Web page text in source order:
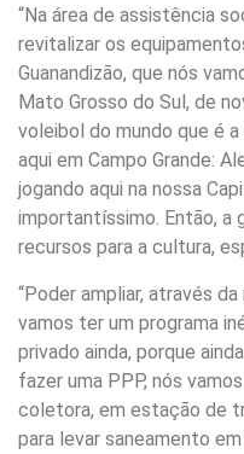
“Na área de assistência
revitalizar os
Guanandizão, que nós
Mato Grosso do Sul, de
voleibol do mundo que é
aqui em Campo Grande:
jogando aqui na nossa
importantíssimo. Então, a
recursos para a cultura,
“Poder ampliar, através
vamos ter um programa
privado ainda, porque
fazer uma PPP, nós
coletora, em estação de
para levar saneamento